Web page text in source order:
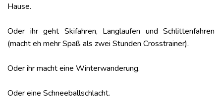
Hause.
Oder ihr geht Skifahren, Langlaufen und Schlittenfahren
(macht eh mehr Spaß als zwei Stunden Crosstrainer).
Oder ihr macht eine Winterwanderung.
Oder eine Schneeballschlacht.